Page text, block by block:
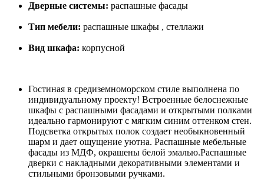
Дверные системы: распашные фасады
Тип мебели: распашные шкафы , стеллажи
Вид шкафа: корпусной
Гостиная в средиземноморском стиле выполнена по
индивидуальному проекту! Встроенные белоснежные
шкафы с распашными фасадами и открытыми полками
идеально гармонируют с мягким синим оттенком стен.
Подсветка открытых полок создает необыкновенный
шарм и дает ощущение уютна. Распашные мебельные
фасады из МДФ, окрашены белой эмалью.Распашные
дверки с накладными декоративными элементами и
стильными бронзовыми ручками.